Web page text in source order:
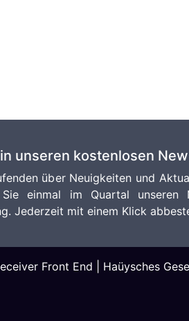
unseren kostenlosen
über Neuigkeiten und
einmal im Quartal unseren
Jederzeit mit einem Klick
Front End Haüysches